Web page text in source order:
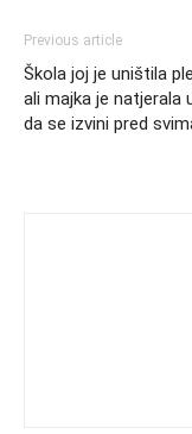
Previous article
Škola joj je uništila
ali majka je natjerala
da se izvini pred